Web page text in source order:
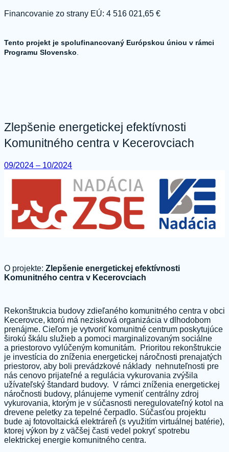
Financovanie zo strany EÚ: 4 516 021,65 €
Tento projekt je spolufinancovaný Európskou úniou v rámci
Programu Slovensko
Zlepšenie energetickej efektívnosti
Komunitného centra v Kecerovciach
09/2024 – 10/2024
O projekte: Zlepšenie energetickej efektívnosti
Komunitného centra v Kecerovciach
Rekonštrukcia budovy zdieľaného komunitného centra v obci
Kecerovce, ktorú má nezisková organizácia v dlhodobom
prenájme. Cieľom je vytvoriť komunitné centrum poskytujúce
širokú škálu služieb a pomoci marginalizovaným sociálne
a priestorovo vylúčeným komunitám. Prioritou rekonštrukcie
je investícia do zníženia energetickej náročnosti prenajatých
priestorov, aby boli prevádzkové náklady nehnuteľnosti pre
nás cenovo prijateľné a regulácia vykurovania zvýšila
užívateľský štandard budovy. V rámci zníženia energetickej
náročnosti budovy, plánujeme vymeniť centrálny zdroj
vykurovania, ktorým je v súčasnosti neregulovateľný kotol na
drevene peletky za tepelné čerpadlo. Súčasťou projektu
bude aj fotovoltaická elektráreň (s využitím virtuálnej batérie),
ktorej výkon by z väčšej časti vedel pokryť spotrebu
elektrickej energie komunitného centra.